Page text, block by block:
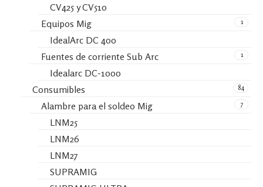
CV425 y CV510
1
Equipos Mig
IdealArc DC 400
1
Fuentes de corriente Sub Arc
Idealarc DC-1000
84
Consumibles
7
Alambre para el soldeo Mig
LNM25
LNM26
LNM27
SUPRAMIG